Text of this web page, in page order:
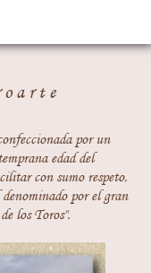
por un
edad del
con sumo respeto,
por el gran
los Toros".